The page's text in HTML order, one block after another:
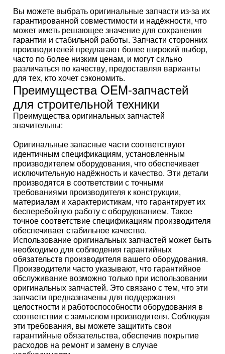
Вы можете выбрать оригинальные запчасти из-за их
гарантированной совместимости и надёжности, что
может иметь решающее значение для сохранения
гарантии и стабильной работы. Запчасти сторонних
производителей предлагают более широкий выбор,
часто по более низким ценам, и могут сильно
различаться по качеству, предоставляя варианты
для тех, кто хочет сэкономить.
Преимущества OEM-запчастей
для строительной техники
Преимущества оригинальных запчастей
значительны:
Оригинальные запасные части соответствуют
идентичным спецификациям, установленным
производителем оборудования, что обеспечивает
исключительную надёжность и качество. Эти детали
производятся в соответствии с точными
требованиями производителя к конструкции,
материалам и характеристикам, что гарантирует их
бесперебойную работу с оборудованием. Такое
точное соответствие спецификациям производителя
обеспечивает стабильное качество.
Использование оригинальных запчастей может быть
необходимо для соблюдения гарантийных
обязательств производителя вашего оборудования.
Производители часто указывают, что гарантийное
обслуживание возможно только при использовании
оригинальных запчастей. Это связано с тем, что эти
запчасти предназначены для поддержания
целостности и работоспособности оборудования в
соответствии с замыслом производителя. Соблюдая
эти требования, вы можете защитить свои
гарантийные обязательства, обеспечив покрытие
расходов на ремонт и замену в случае